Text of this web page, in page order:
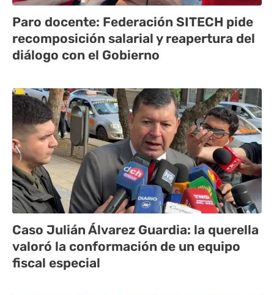
Paro docente: Federación SITECH pide
recomposición salarial y reapertura del
diálogo con el Gobierno
Caso Julián Álvarez Guardia: la querella
valoró la conformación de un equipo
fiscal especial